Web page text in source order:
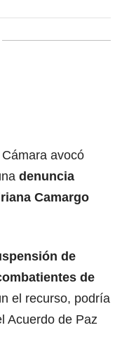
avocó
denuncia
Camargo
de
de
el recurso, podría
Acuerdo de Paz